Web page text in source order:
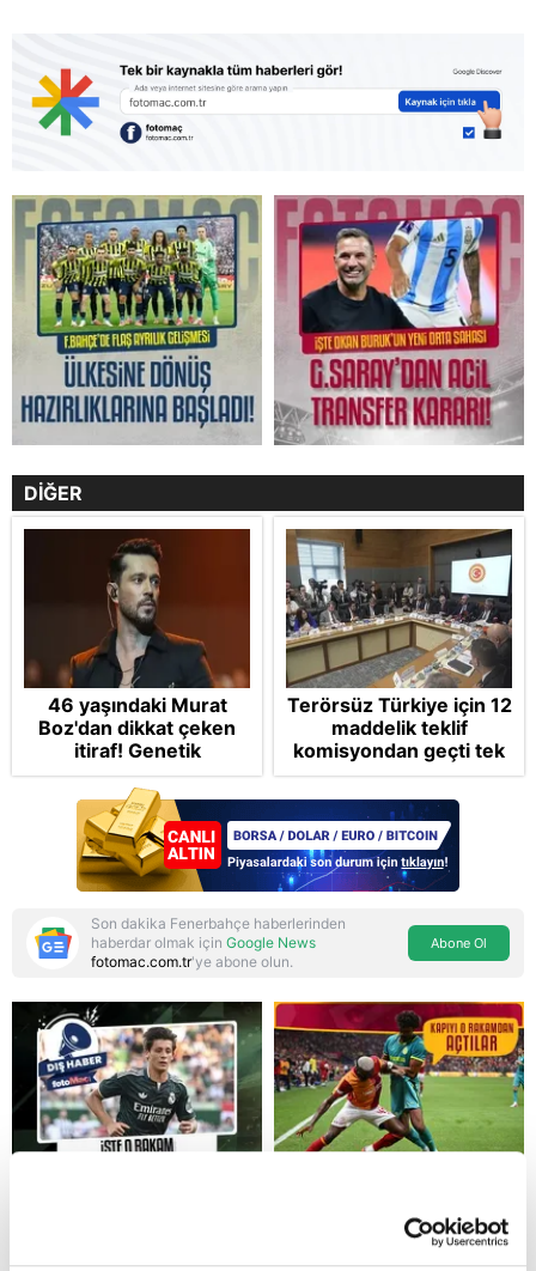
Reddet
DİĞER
46 yaşındaki Murat
Boz'dan dikkat çeken
itiraf! Genetik
korkusunu açıkladı
Terörsüz Türkiye için 12
maddelik teklif
komisyondan geçti tek
madde değişti!
Soruşturma ve cezalar
hangi şartlarda
ertelenecek?
Son dakika Fenerbahçe haberlerinden
haberdar olmak için Google News
fotomac.com.tr'ye abone olun.
Abone Ol